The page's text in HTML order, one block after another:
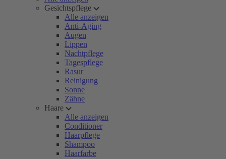
Gesichtspflege
Alle anzeigen
Anti-Aging
Augen
Lippen
Nachtpflege
Tagespflege
Rasur
Reinigung
Sonne
Zähne
Haare
Alle anzeigen
Conditioner
Haarpflege
Shampoo
Haarfarbe